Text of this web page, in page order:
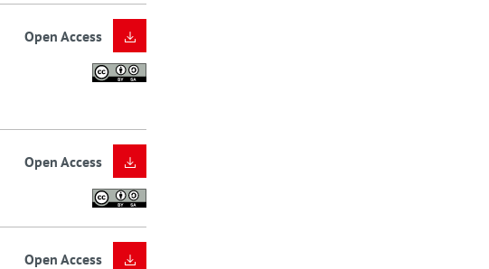
Open Access
Open Access
Open Access